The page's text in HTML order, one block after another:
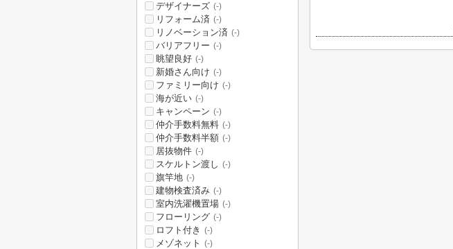
デザイナーズ (-)
リフォーム済 (-)
リノベーション済 (-)
バリアフリー (-)
眺望良好 (-)
新婚さん向け (-)
ファミリー向け (-)
海が近い (-)
キャンペーン (-)
仲介手数料無料 (-)
仲介手数料半額 (-)
居抜物件 (-)
スケルトン渡し (-)
旗竿地 (-)
建物検査済み (-)
室内洗濯機置場 (-)
フローリング (-)
ロフト付き (-)
メゾネット (-)